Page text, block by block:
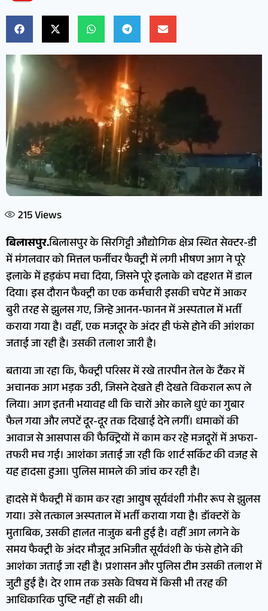
215Views
बिलासपुर.बिलासपुर के सिरगिट्टी औद्योगिक क्षेत्र स्थित सेक्टर-डी
में मंगलवार को मित्तल फर्नीचर फैक्ट्री में लगी भीषण आग ने पूरे
इलाके में हड़कंप मचा दिया, जिसने पूरे इलाके को दहशत में डाल
दिया। इस दौरान फैक्ट्री का एक कर्मचारी इसकी चपेट में आकर
बुरी तरह से झुलस गए, जिन्हे आनन-फानन में अस्पताल में भर्ती
कराया गया है। वहीं, एक मजदूर के अंदर ही फंसे होने की आंशका
जताई जा रही है। उसकी तलाश जारी है।
बताया जा रहा कि, फैक्ट्री परिसर में रखे तारपीन तेल के टैंकर में
अचानक आग भड़क उठी, जिसने देखते ही देखते विकराल रूप ले
लिया। आग इतनी भयावह थी कि चारों ओर काले धुएं का गुबार
फैल गया और लपटें दूर-दूर तक दिखाई देने लगीं। धमाकों की
आवाज से आसपास की फैक्ट्रियों में काम कर रहे मजदूरों में अफरा-
तफरी मच गई। आशंका जताई जा रही कि शार्ट सर्किट की वजह से
यह हादसा हुआ। पुलिस मामले की जांच कर रही है।
हादसे में फैक्ट्री में काम कर रहा आयुष सूर्यवंशी गंभीर रूप से झुलस
गया। उसे तत्काल अस्पताल में भर्ती कराया गया है। डॉक्टरों के
मुताबिक, उसकी हालत नाजुक बनी हुई है। वहीं आग लगने के
समय फैक्ट्री के अंदर मौजूद अभिजीत सूर्यवंशी के फंसे होने की
आशंका जताई जा रही है। प्रशासन और पुलिस टीम उसकी तलाश में
जुटी हुई है। देर शाम तक उसके विषय में किसी भी तरह की
आधिकारिक पुष्टि नहीं हो सकी थी।